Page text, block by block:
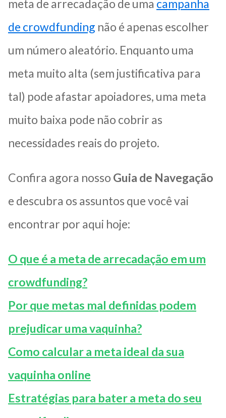
meta de arrecadação de uma campanha
de crowdfunding não é apenas escolher
um número aleatório. Enquanto uma
meta muito alta (sem justificativa para
tal) pode afastar apoiadores, uma meta
muito baixa pode não cobrir as
necessidades reais do projeto.
Confira agora nosso Guia de Navegação
e descubra os assuntos que você vai
encontrar por aqui hoje:
O que é a meta de arrecadação em um
crowdfunding?
Por que metas mal definidas podem
prejudicar uma vaquinha?
Como calcular a meta ideal da sua
vaquinha online
Estratégias para bater a meta do seu